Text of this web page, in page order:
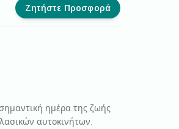
Ζητήστε Προσφορά
ημέρα της ζωής
αυτοκινήτων.